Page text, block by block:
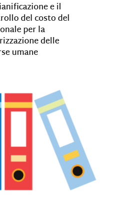
e il
del costo del
per la
delle
umane